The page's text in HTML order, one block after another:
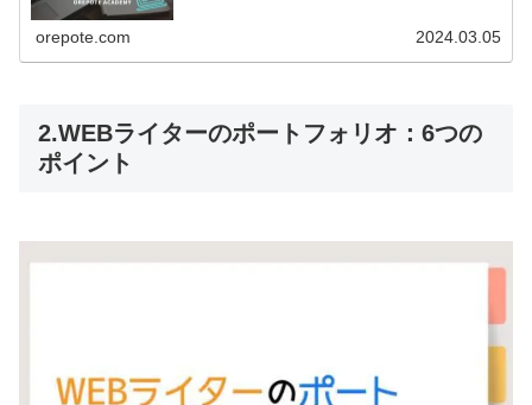
orepote.com 2024.03.05
2.WEBライターのポートフォリオ：6つの
ポイント